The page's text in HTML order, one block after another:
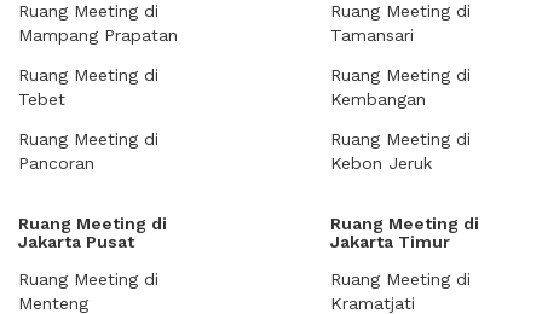
Ruang Meeting di
Mampang Prapatan
Ruang Meeting di
Tebet
Ruang Meeting di
Pancoran
Ruang Meeting di
Tamansari
Ruang Meeting di
Kembangan
Ruang Meeting di
Kebon Jeruk
Ruang Meeting di
Jakarta Pusat
Ruang Meeting di
Menteng
Ruang Meeting di
Jakarta Timur
Ruang Meeting di
Kramatjati